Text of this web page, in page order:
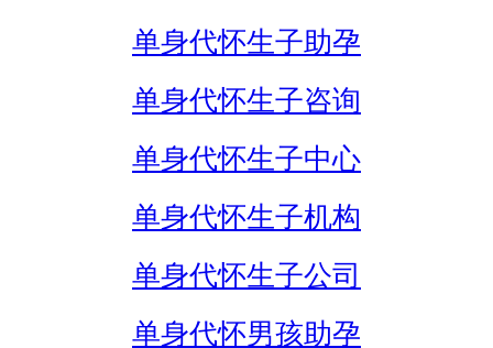
单身代怀生子助孕
单身代怀生子咨询
单身代怀生子中心
单身代怀生子机构
单身代怀生子公司
单身代怀男孩助孕